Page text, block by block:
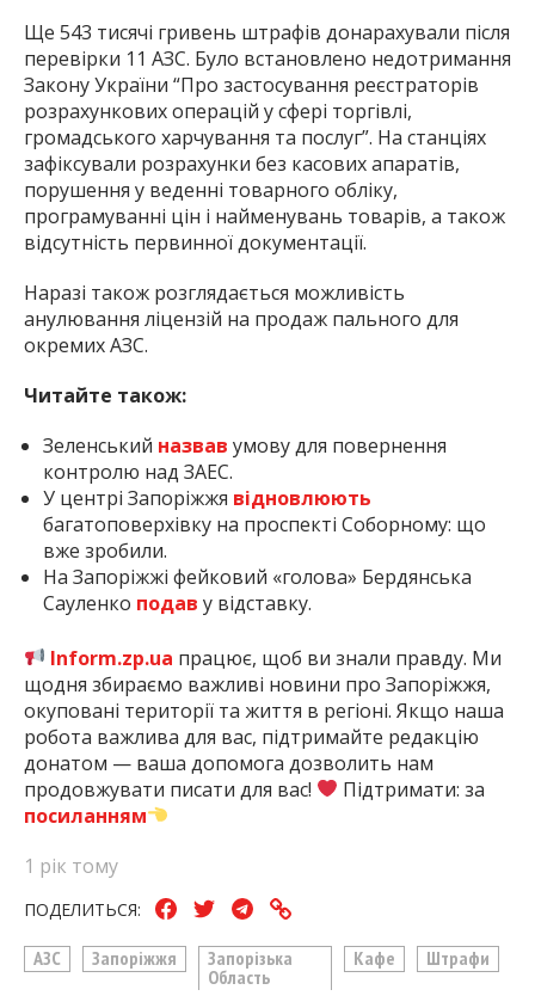
Ще 543 тисячі гривень штрафів донарахували після
перевірки 11 АЗС. Було встановлено недотримання
Закону України “Про застосування реєстраторів
розрахункових операцій у сфері торгівлі,
громадського харчування та послуг”. На станціях
зафіксували розрахунки без касових апаратів,
порушення у веденні товарного обліку,
програмуванні цін і найменувань товарів, а також
відсутність первинної документації.
Наразі також розглядається можливість
анулювання ліцензій на продаж пального для
окремих АЗС.
Читайте також:
Зеленський назвав умову для повернення
контролю над ЗАЕС.
У центрі Запоріжжя відновлюють
багатоповерхівку на проспекті Соборному: що
вже зробили.
На Запоріжжі фейковий «голова» Бердянська
Сауленко подав у відставку.
Inform.zp.ua працює, щоб ви знали правду. Ми
щодня збираємо важливі новини про Запоріжжя,
окуповані території та життя в регіоні. Якщо наша
робота важлива для вас, підтримайте редакцію
донатом — ваша допомога дозволить нам
продовжувати писати для вас!
Підтримати: за
посиланням
1 рік тому
ПОДЕЛИТЬСЯ:
АЗС Запоріжжя
Запорізька
Область
Кафе Штрафи